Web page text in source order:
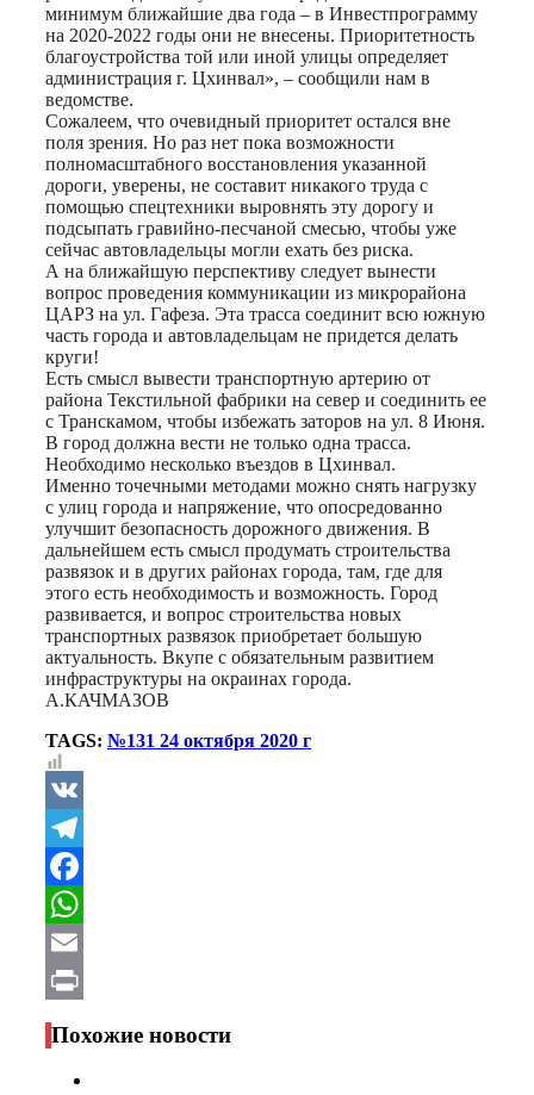
минимум ближайшие два года – в Инвестпрограмму
на 2020-2022 годы они не внесены. Приоритетность
благоустройства той или иной улицы определяет
администрация г. Цхинвал», – сообщили нам в
ведомстве.
Сожалеем, что очевидный приоритет остался вне
поля зрения. Но раз нет пока возможности
полномасштабного восстановления указанной
дороги, уверены, не составит никакого труда с
помощью спецтехники выровнять эту дорогу и
подсыпать гравийно-песчаной смесью, чтобы уже
сейчас автовладельцы могли ехать без риска.
А на ближайшую перспективу следует вынести
вопрос проведения коммуникации из микрорайона
ЦАРЗ на ул. Гафеза. Эта трасса соединит всю южную
часть города и автовладельцам не придется делать
круги!
Есть смысл вывести транспортную артерию от
района Текстильной фабрики на север и соединить ее
с Транскамом, чтобы избежать заторов на ул. 8 Июня.
В город должна вести не только одна трасса.
Необходимо несколько въездов в Цхинвал.
Именно точечными методами можно снять нагрузку
с улиц города и напряжение, что опосредованно
улучшит безопасность дорожного движения. В
дальнейшем есть смысл продумать строительства
развязок и в других районах города, там, где для
этого есть необходимость и возможность. Город
развивается, и вопрос строительства новых
транспортных развязок приобретает большую
актуальность. Вкупе с обязательным развитием
инфраструктуры на окраинах города.
А.КАЧМАЗОВ
TAGS: №131 24 октября 2020 г
VK
Telegram
Facebook
WhatsApp
Email
Print
Похожие новости